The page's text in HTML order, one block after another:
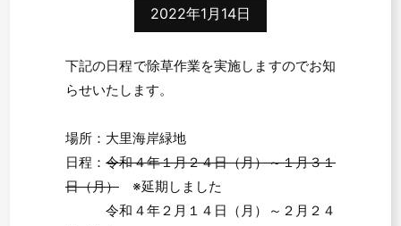
2022年1月14日
下記の日程で除草作業を実施しますのでお知
らせいたします。
場所：大里海岸緑地
日程：令和４年１月２４日（月）～１月３１
日（月）※延期しました
令和４年２月１４日（月）～２月２４